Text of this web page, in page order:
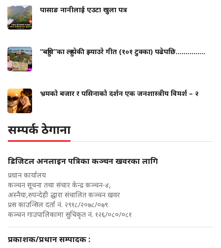
पासाङ नानीलाई एउटा खुला पत्र
“बहुवि”का ल्हुम्पेकी झ्याउरे गीत (१०१ टुक्का) पढेपछि...............
भ्रमको बजार र पसिनाको दर्शन एक जनशास्त्रीय विमर्श – २
सम्पर्क ठेगाना
डिजिटल अनलाइन पत्रिका कञ्चन खवरका लागि
प्रधान कार्यालय
कञ्चन सूचना तथा संचार केन्द्र कञ्चन-४,
अस्नैया,रुपन्देही द्धारा संचालित कञ्चन खवर
प्रस काउन्सिल दर्ता नं. २९१८/२०७८/०७९
कञ्चन गाउपालिकामा सुचिकृत नं. १२६/०८०/०८१
प्रकाशक/प्रधान सम्पादक :